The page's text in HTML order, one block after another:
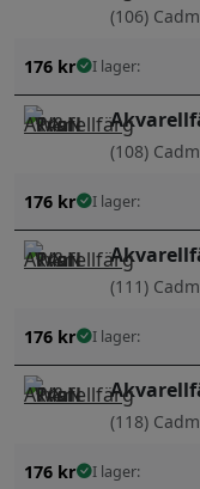
(106)
176 kr I lager:
(108)
176 kr I lager:
(111)
176 kr I lager:
(118)
176 kr I lager: